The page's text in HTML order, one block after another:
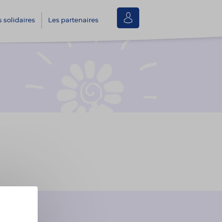
solidaires Les partenaires
connecter